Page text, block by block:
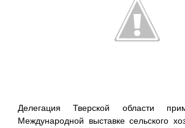
Делегация Тверской области
Международной выставке сельского